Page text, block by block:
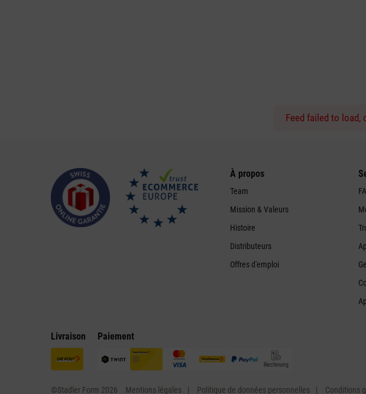
Feed failed to
Livraison Paiement
À propos
Team
Mission & Valeurs
Histoire
Distributeurs
Offres d'emploi
©Stadler Form 2026 Mentions légales Politique de données personnelles Conditions